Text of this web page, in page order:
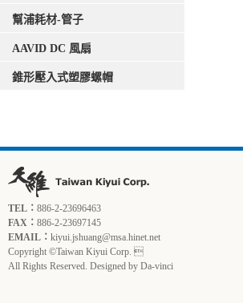
幫浦耗材-管子
AAVID DC 風扇
錐形壓入式塑膠螺帽
TEL： 886-2-23696463
FAX： 886-2-23697145
EMAIL： kiyui.jshuang@msa.hinet.net
Copyright ©Taiwan Kiyui Corp. 
All Rights Reserved. Designed by Da-vinci